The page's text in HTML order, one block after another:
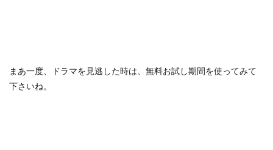
まあ一度、ドラマを見逃した時は、無料お試し期間を使ってみて
下さいね。